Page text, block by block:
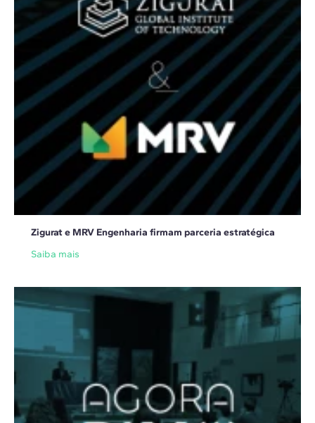
Zigurat e MRV Engenharia firmam parceria estratégica
Saiba mais